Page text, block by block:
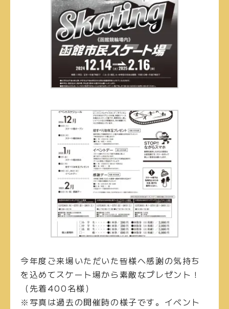
今年度ご来場いただいた皆様へ感謝の気持ち
を込めてスケート場から素敵なプレゼント！
（先着400名様）
※写真は過去の開催時の様子です。イベント